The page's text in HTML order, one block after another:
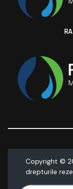
Copyright ©
drepturile